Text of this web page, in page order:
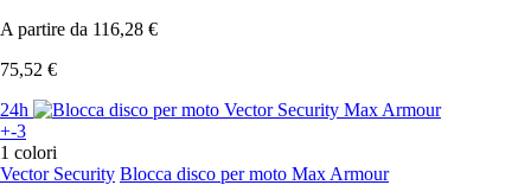
A partire da 116,28 €
75,52 €
24h
+-3
1 colori
Vector Security Blocca disco per moto Max Armour